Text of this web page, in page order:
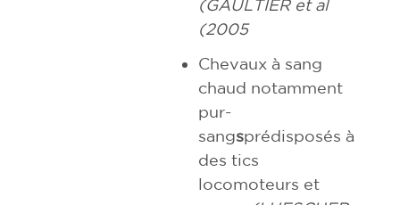
(GAULTIER et al
(2005
Chevaux à sang
chaud notamment
pur-
sangsprédisposés à
des tics
locomoteurs et